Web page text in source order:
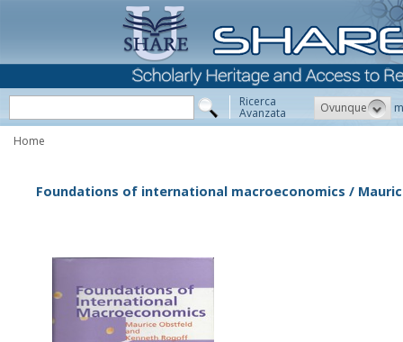
Ricerca
Avanzata Ovunque
Home
Foundations of international macroeconomics /